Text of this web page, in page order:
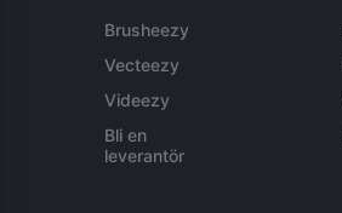
Brusheezy
Vecteezy
Videezy
Bli en
leverantör